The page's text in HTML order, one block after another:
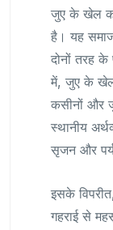
जुए के खेल का
है। यह
दोनों तरह के
में, जुए के
कसीनों और
स्थानीय
सृजन और
इसके
गहराई से